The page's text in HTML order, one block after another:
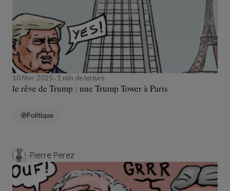
10 févr. 2025 1 min de lecture
le rêve de Trump : une Trump Tower à Paris
Politique
Pierre Perez